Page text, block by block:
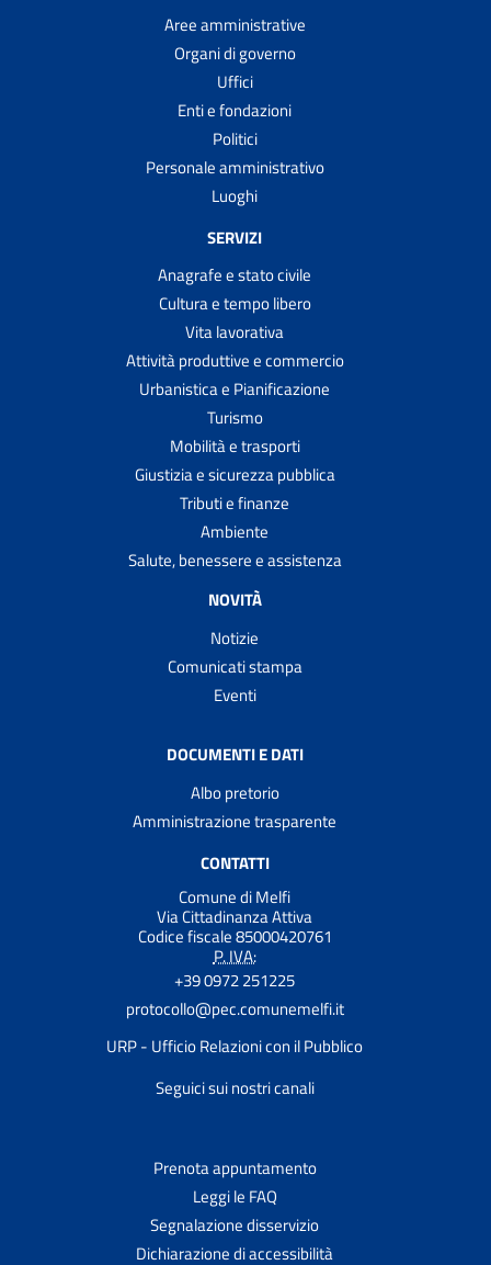
Aree amministrative
Organi di governo
Uffici
Enti e fondazioni
Politici
Personale amministrativo
Luoghi
SERVIZI
Anagrafe e stato civile
Cultura e tempo libero
Vita lavorativa
Attività produttive e commercio
Urbanistica e Pianificazione
Turismo
Mobilità e trasporti
Giustizia e sicurezza pubblica
Tributi e finanze
Ambiente
Salute, benessere e assistenza
NOVITÀ
Notizie
Comunicati stampa
Eventi
DOCUMENTI E DATI
Albo pretorio
Amministrazione trasparente
CONTATTI
Comune di Melfi
Via Cittadinanza Attiva
Codice fiscale 85000420761
P. IVA:
+39 0972 251225
protocollo@pec.comunemelfi.it
URP - Ufficio Relazioni con il Pubblico
Seguici sui nostri canali
Prenota appuntamento
Leggi le FAQ
Segnalazione disservizio
Dichiarazione di accessibilità